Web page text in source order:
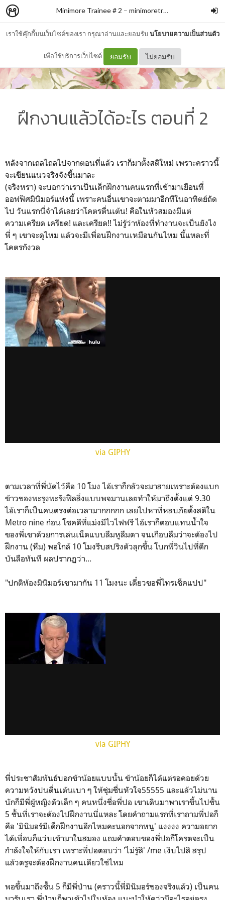
เราใช้คุ๊กกี้บนเว็บไซต์ของเรา กรุณาอ่านและยอมรับนโยบายความเป็นส่วนตัว
เพื่อใช้บริการเว็บไซต์ ยอมรับ ไม่ยอมรับ
Minimore Trainee # 2 – minimoretrainee
ฝึกงานแล้วได้อะไร ตอนที่ 2
หลังจากเถลไถลไปจากตอนที่แล้ว เราก็มาตั้งสติใหม่ เพราะคราวนี้
จะเขียนแนวจริงจังขึ้นมาละ
(จริงหรา) จะบอกว่าเราเป็นเด็กฝึกงานคนแรกที่เข้ามาเยือนที่
ออฟฟิศมินิมอร์แห่งนี้ เพราะคนอื่นเขาจะตามมาอีกทีในอาทิตย์ถัด
ไป วันแรกนี่จำได้เลยว่าโคตรตื่นเต้น! คือในหัวสมองมีแต่
ความเครียด เครียด! และเครียด!! ไม่รู้ว่าห้องที่ทำงานจะเป็นยังไง
พี่ ๆ เขาจะดุไหม แล้วจะมีเพื่อนฝึกงานเหมือนกันไหม นี้แหละที่
โคตรกังวล
via GIPHY
ตามเวลาที่พี่นัดไว้คือ 10 โมง ไอ้เราก็กลัวจะมาสายเพราะต้องแบก
ข้าวของพะรุงพะรังฟิลลิ่งแบบพจมานเลยทำให้มาถึงตั้งแต่ 9.30
ไอ้เราก็เป็นคนตรงต่อเวลามากกกกก เลยไปหาที่หลบภัยตั้งสติใน
Metro nine ก่อน โชคดีที่แม่งมีไวไฟฟรี ไอ้เราก็ตอบแทนน้ำใจ
ของพี่เขาด้วยการเล่นเน็ตแบบลืมหูลืมตา จนเกือบลืมว่าจะต้องไป
ฝึกงาน (หืม) พอใกล้ 10 โมงรีบสปริงตัวลุกขึ้น โบกพี่วินไปที่ตึก
บันลือทันที ผลปรากฏว่า...
"ปกติห้องมินิมอร์เขามากัน 11 โมงนะ เดี๋ยวขอพี่โทรเช็คแปป"
via GIPHY
พี่ประชาสัมพันธ์บอกข้าน้อยแบบนั้น ข้าน้อยก็ได้แต่รอคอยด้วย
ความหวังปนตื่นเต้นเบา ๆ ให้ชุ่มชื่นหัวใจ55555 และแล้วไม่นาน
นักก็มีพี่ผู้หญิงตัวเล็ก ๆ คนหนึ่งชื่อพี่ปอ เขาเดินมาพาเราขึ้นไปชั้น
5 ชั้นที่เราจะต้องไปฝึกงานนี่แหละ โดยคำถามแรกที่เราถามพี่ปอก็
คือ 'มินิมอร์มีเด็กฝึกงานอีกไหมคะนอกจากหนู' แงงงง ความอยาก
ได้เพื่อนก็แว่บเข้ามาในสมอง แถมคำตอบของพี่ปอก็โครตจะเป็น
กำลังใจให้กับเรา เพราะพี่ปอตอบว่า 'ไม่รู้สิ' /me เงิบไปสิ สรุป
แล้วตรูจะต้องฝึกงานคนเดียวใช่ไหม
พอขึ้นมาถึงชั้น 5 ก็มีพี่ป่าน (คราวนี้พี่มินิมอร์ของจริงแล้ว) เป็นคน